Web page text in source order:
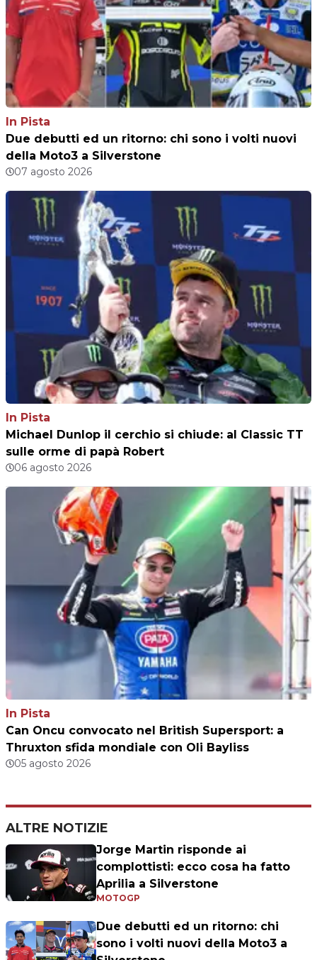
In Pista
Due debutti ed un ritorno: chi sono i volti nuovi
della Moto3 a Silverstone
07 agosto 2026
In Pista
Michael Dunlop il cerchio si chiude: al Classic TT
sulle orme di papà Robert
06 agosto 2026
In Pista
Can Oncu convocato nel British Supersport: a
Thruxton sfida mondiale con Oli Bayliss
05 agosto 2026
ALTRE NOTIZIE
Jorge Martin risponde ai
complottisti: ecco cosa ha fatto
Aprilia a Silverstone
MOTOGP
Due debutti ed un ritorno: chi
sono i volti nuovi della Moto3 a